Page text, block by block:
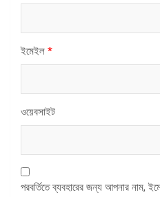
ইমেইল *
ওয়েবসাইট
পরবর্তিতে ব্যবহারের জন্য আপনার নাম,